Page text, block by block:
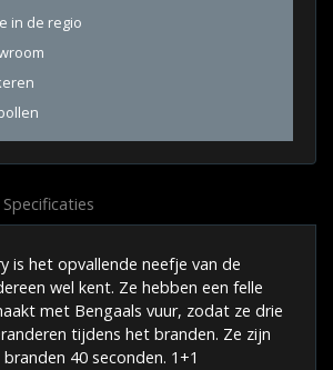
in de regio
Specificaties
is het opvallende neefje van de
wel kent. Ze hebben een felle
met Bengaals vuur, zodat ze drie
tijdens het branden. Ze zijn
40 seconden. 1+1